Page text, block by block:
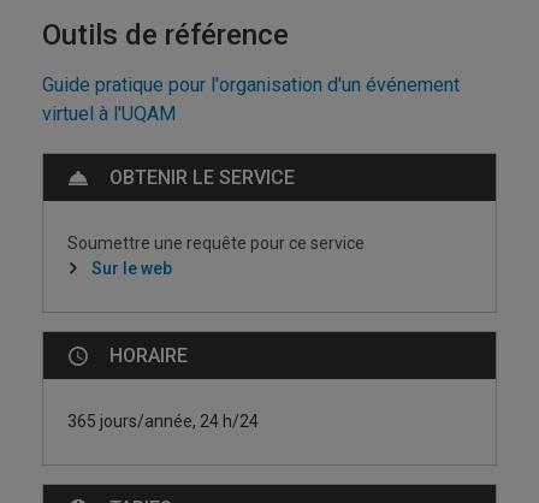
Outils de référence
Guide pratique pour l'organisation d'un événement
virtuel à l'UQAM
OBTENIR LE SERVICE
Soumettre une requête pour ce service
Sur le web
HORAIRE
365 jours/année, 24 h/24